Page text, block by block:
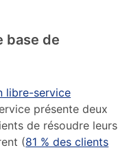
base de
libre-service
présente deux
de résoudre leurs
(81 % des clients